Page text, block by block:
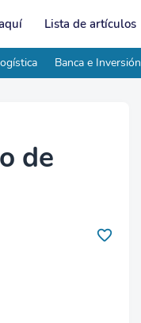
Lista de artículos
Banca e Inversión
de